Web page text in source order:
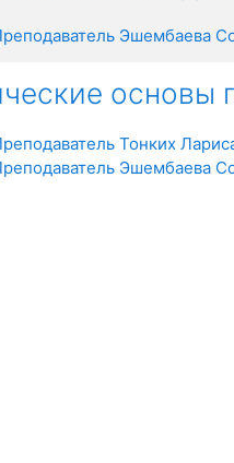
Эшембаева
основы
Тонких
Эшембаева